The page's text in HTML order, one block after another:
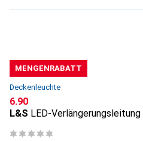
MENGENRABATT
Deckenleuchte
CHF
6.90
L&S LED-Verlängerungsleitung